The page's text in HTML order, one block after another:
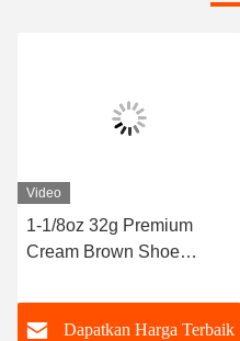
Video
1-1/8oz 32g Premium
Cream Brown Shoe
Boots Perawatan Hadiah
Untuk Pria Suami China
Dapatkan Harga Terbaik